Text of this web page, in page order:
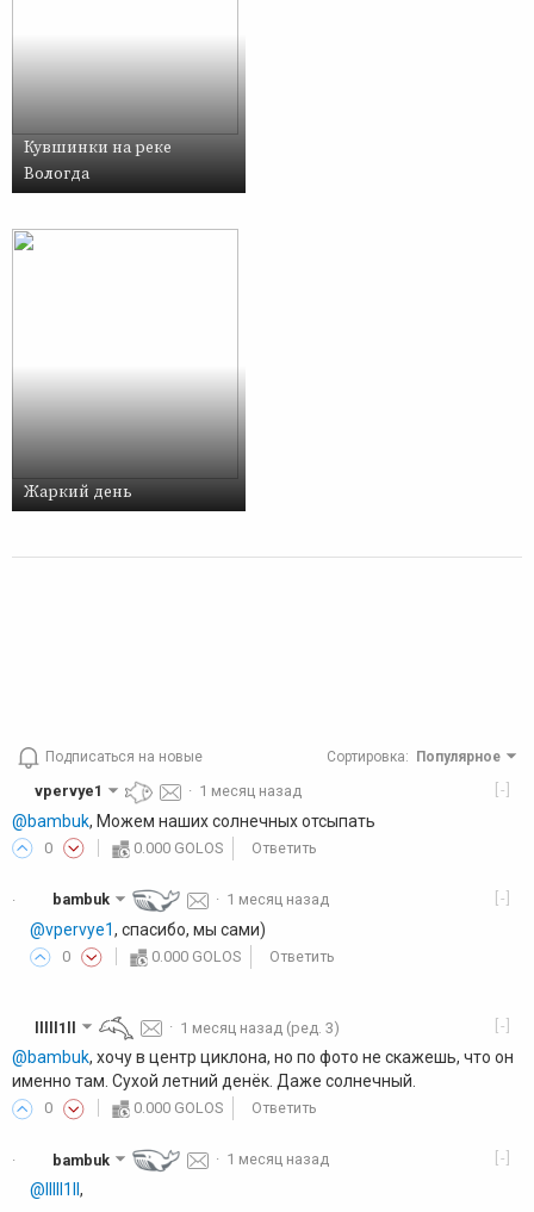
Кувшинки на реке
Вологда
Жаркий день
Подписаться на новые Сортировка: Популярное
[-]
vpervye1 · 1 месяц назад
@bambuk, Можем наших солнечных отсыпать
0 0.000 GOLOS Ответить
· [-]
bambuk · 1 месяц назад
@vpervye1, спасибо, мы сами)
0 0.000 GOLOS Ответить
[-]
lllll1ll · 1 месяц назад (ред. 3)
@bambuk, хочу в центр циклона, но по фото не скажешь, что он
именно там. Сухой летний денёк. Даже солнечный.
0 0.000 GOLOS Ответить
· [-]
bambuk · 1 месяц назад
@lllll1ll ,